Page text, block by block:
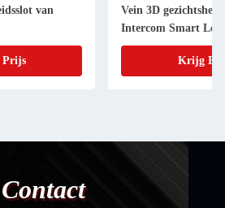
van
Prijs
Vein 3D
Intercom Smart
Krijg
Contact